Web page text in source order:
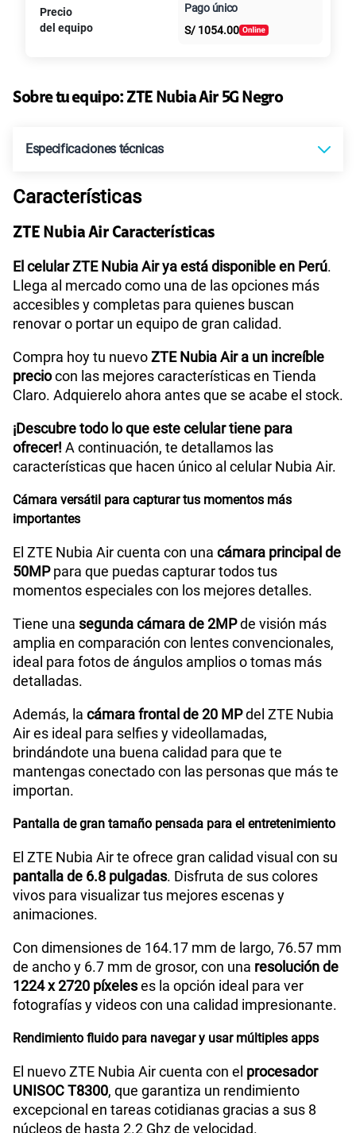
Paga solo
125GBen alta velocidad
S/
Paga solo
Paga solo
Paga solo
175GBen alta velocidad
S/159.90
Paga solo S/189.90
Paga solo
200GB
S/ 289.90
Ver menos planes
Al contado Cuotas Claro
intereses
Precio
del equipo
Pago único
S/ 1054.00
Sobre tu equipo: ZTE Nubia Air 5G Negro
Especificaciones técnicas
Sistema operativo
Procesador Octa-Core (A78 2.2GHz*2+A55 2.0GHz*6)
Tamaño de Pantalla
WiFI
Peso About 172g
Bluetooth
Cámara de fotos Principal 50M AF+ 2M FF +AI Camera
Cámara de fotos Frontal 20MP
Capacidad Memoria Externa
Capacidad Memoria
"8GB RAM + 12GB RAM Memory
GPS Si
Reconocimiento Facial Si
Lector de Huella
Características
ZTE Nubia Air Características
El celular ZTE Nubia Air ya está disponible en Perú.
Llega al mercado como una de las opciones más
accesibles y completas para quienes buscan
renovar o portar un equipo de gran calidad.
Compra hoy tu nuevoZTE Nubia Air a un increíble
preciocon las mejores características en Tienda
Claro. Adquierelo ahora antes que se acabe el stock.
¡Descubre todo lo que este celular tiene para
ofrecer! A continuación, te detallamos las
características que hacen único al celular Nubia Air.
Cámara versátil para capturar tus momentos más
importantes
El ZTE Nubia Air cuenta con una cámara principal de
50MPpara que puedas capturar todos tus
momentos especiales con los mejores detalles.
Tiene una segunda cámara de 2MPde visión más
amplia en comparación con lentes convencionales,
ideal para fotos de ángulos amplios o tomas más
detalladas.
Además, la cámara frontal de 20 MPdel ZTE Nubia
Air es ideal para selfies y videollamadas,
brindándote una buena calidad para que te
mantengas conectado con las personas que más te
importan.
Pantalla de gran tamaño pensada para el entretenimiento
El ZTE Nubia Air te ofrece gran calidad visual con su
pantalla de 6.8 pulgadas. Disfruta de sus colores
vivos para visualizar tus mejores escenas y
animaciones.
Con dimensiones de 164.17 mm de largo, 76.57 mm
de ancho y 6.7 mm de grosor, con una resolución de
1224 x 2720 píxeleses la opción ideal para ver
fotografías y videos con una calidad impresionante.
Rendimiento fluido para navegar y usar múltiples apps
El nuevo ZTE Nubia Air cuenta con el procesador
UNISOC T8300, que garantiza un rendimiento
excepcional en tareas cotidianas gracias a sus 8
núcleos de hasta 2.2 Ghz de velocidad.